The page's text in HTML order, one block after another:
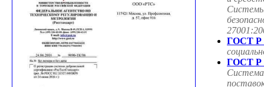
ГОСТ Р
ГОСТ Р